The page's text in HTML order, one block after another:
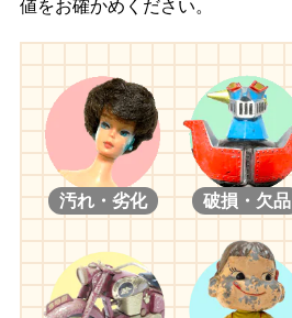
値をお確かめください。
汚れ・劣化 破損・欠品